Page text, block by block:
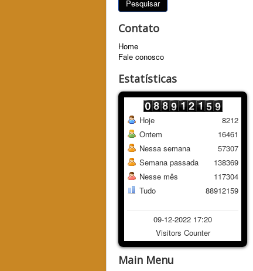
Pesquisar
Contato
Home
Fale conosco
Estatísticas
Hoje
Ontem
Nessa semana
Semana passada
Nesse mês
Tudo
8212
16461
57307
138369
117304
88912159
09-12-2022 17:20
Visitors Counter
Main Menu